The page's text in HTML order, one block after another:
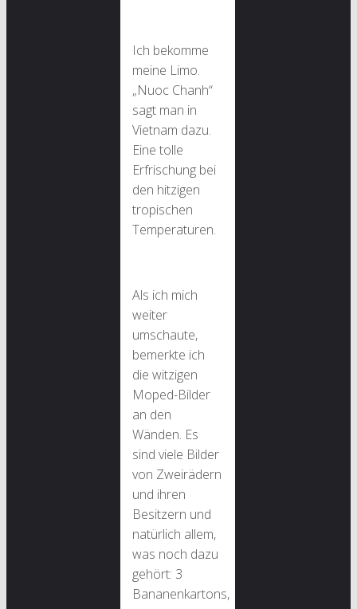
Ich bekomme
meine Limo.
„Nuoc Chanh“
sagt man in
Vietnam dazu.
Eine tolle
Erfrischung bei
den hitzigen
tropischen
Temperaturen.
Als ich mich
weiter
umschaute,
bemerkte ich
die witzigen
Moped-Bilder
an den
Wänden. Es
sind viele Bilder
von Zweirädern
und ihren
Besitzern und
natürlich allem,
was noch dazu
gehört: 3
Bananenkartons,